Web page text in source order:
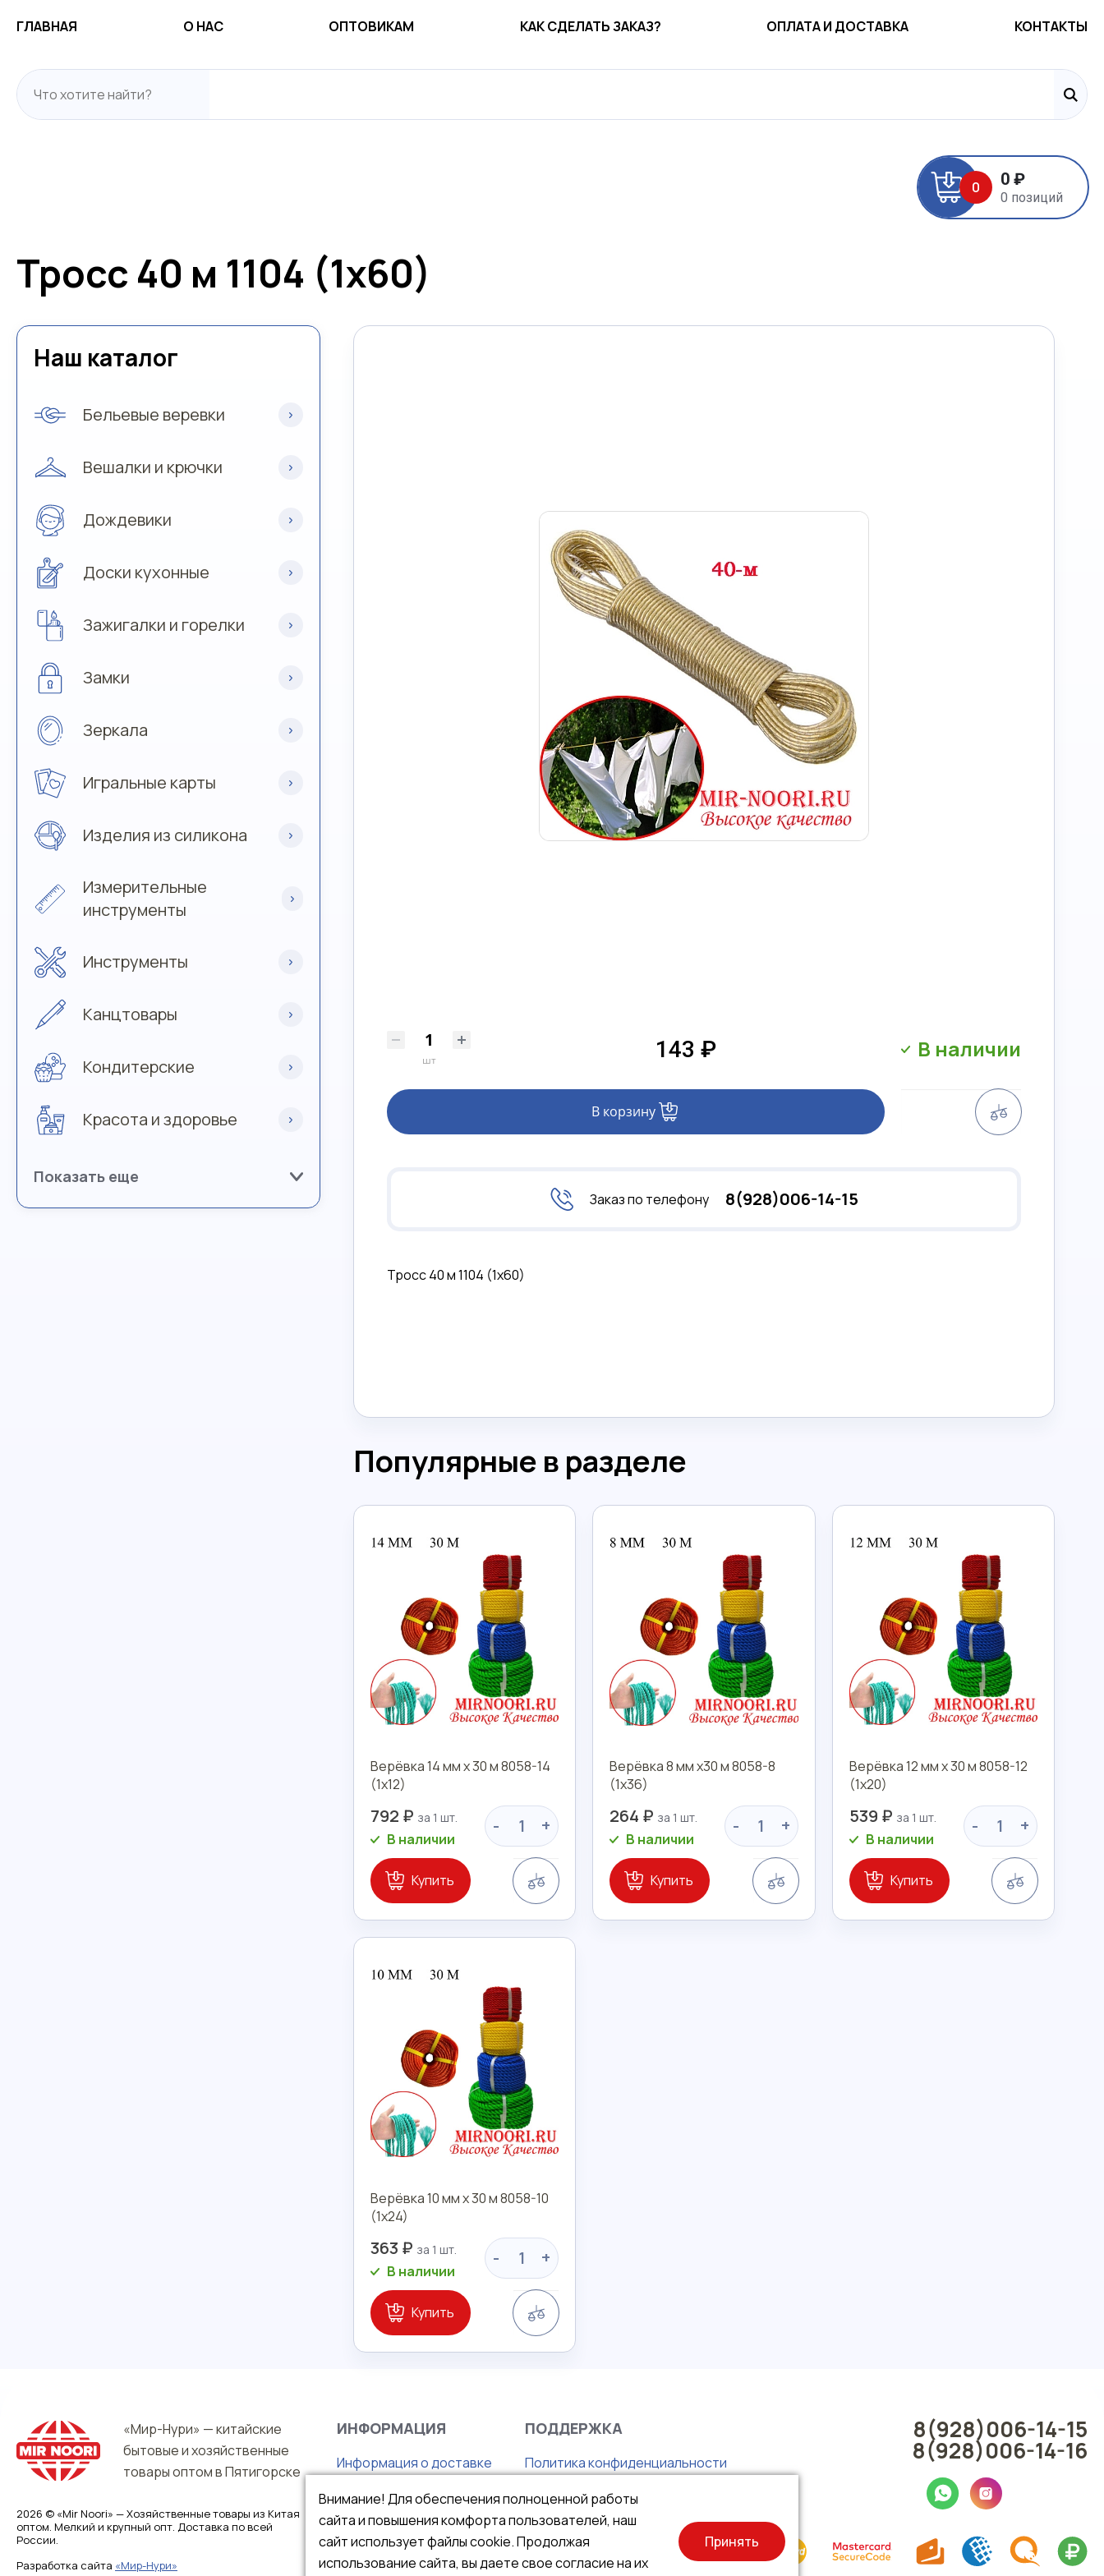
ГЛАВНАЯ О НАС ОПТОВИКАМ КАК СДЕЛАТЬ ЗАКАЗ? ОПЛАТА И ДОСТАВКА КОНТАКТЫ
0 0 ₽
0 позиций
Тросс 40 м 1104 (1х60)
143 ₽
шт
В корзину
В наличии
Заказ по телефону 8(928)006-14-15
Тросс 40 м 1104 (1х60)
Популярные в разделе
Верёвка 14 мм х 30 м 8058-14
(1х12)
792 ₽ - +
В наличии
Купить
Верёвка 8 мм х30 м 8058-8
(1х36)
264 ₽ - +
В наличии
Купить
Верёвка 12 мм х 30 м 8058-12
(1х20)
539 ₽ - +
В наличии
Купить
Верёвка 10 мм х 30 м 8058-10
(1х24)
363 ₽ - +
В наличии
Купить
Бельевые веревки
Вешалки и крючки
Дождевики
Доски кухонные
Зажигалки и горелки
Замки
Зеркала
Игральные карты
Изделия из силикона
Измерительные
инструменты
Инструменты
Канцтовары
Кондитерские
Красота и здоровье
«Мир-Нури» — китайские
бытовые и хозяйственные
товары оптом в Пятигорске
2026 © «Mir Noori» — Хозяйственные товары из Китая
оптом. Мелкий и крупный опт. Доставка по всей
России.
Разработка сайта «Мир-Нури»
ИНФОРМАЦИЯ
Информация о доставке
Гарантия
Оплата
ПОДДЕРЖКА
Политика конфиденциальности
Публичная оферта
8(928)006-14-15
8(928)006-14-16
Внимание! Для обеспечения полноценной работы
сайта и повышения комфорта пользователей, наш
сайт использует файлы cookie. Продолжая
использование сайта, вы даете свое согласие на их
Принять